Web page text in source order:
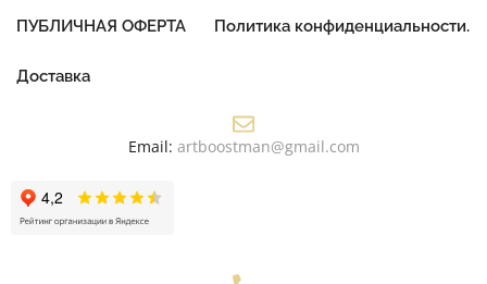
ПУБЛИЧНАЯ ОФЕРТА Политика конфиденциальности.
Доставка
Email: artboostman@gmail.com